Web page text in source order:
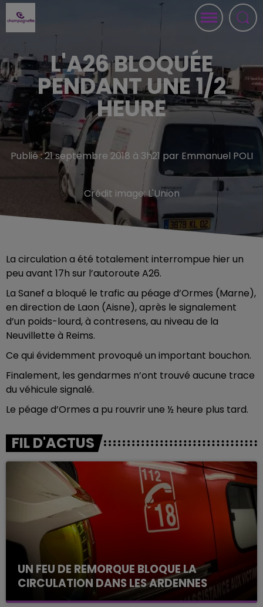
L'A26 BLOQUÉE
PENDANT UNE 1/2
HEURE
Publié : 21 septembre 2018 à 3h21 par Emmanuel POLI
Crédit image:L'Union
La circulation a été totalement interrompue hier un
peu avant 17h sur l’autoroute A26.
La Sanef a bloqué le trafic au péage d’Ormes (Marne),
en direction de Laon (Aisne), après le signalement
d’un poids-lourd, à contresens, au niveau de la
Neuvillette à Reims.
Ce qui évidemment provoqué un important bouchon.
Finalement, les gendarmes n’ont trouvé aucune trace
du véhicule signalé.
Le péage d’Ormes a pu rouvrir une ½ heure plus tard.
FIL D'ACTUS
UN FEU DE REMORQUE BLOQUE LA
CIRCULATION DANS LES ARDENNES
Un feu de remorque s'est déclaré ce mercredi en